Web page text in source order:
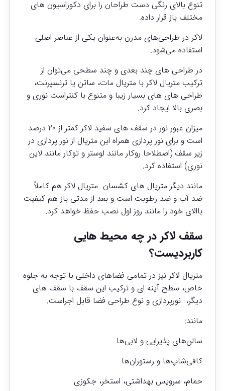
تنوع بالای رنگی دست طراحان را برای دکوراسیون های
مختلف باز قرار داده.
لاکر در طراحی‌های مدرن به‌عنوان یکی از عناصر اصلی
استفاده می‌شود.
در طراحی های چند بعدی و چند سطحی می‌توان از
ترکیب متریال لاکر با متریال مات، ساتن یا ترنسپرنت،
طراحی های های بسیار زیبا و متنوع با کنتراست نوری و
بصری بالا ایجاد کرد.
میزان عبور نور در سقف های سفید لاکر کمتر از ۲۰ درصد
است و برای نور پردازی همراه این متریال از نور پردازی در
زیر سقف (اصطلاحا روکار مانند لوستر و توکار مانند لاین
نوری) استفاده کرد.
مانند دیگر متریال های کشسان متریال لاکر هم کاملاً
ضد آب ‌و ضد رطوبت است و بعد از مدتی باز هم کیفیت
باالای خود را مانند روز اول نصب حفظ خواهد کرد.
سقف لاکر در چه محیط هایی
کاربردیست؟
متریال لاکر نیز در تمامی فضاهای داخلی با توجه به جلوه
خاص، سطح آینه ای و ترکیب این سقف با سقف های
دیگر، نورپردازی و نوع طراحی فضا قابل اجراست.
مانند:
سالن‌های پذیرایی و لابی‌ها
کافی‌شاپ‌ها و رستوران‌ها
حمام، سرویس بهداشتی، استخر، جکوزی